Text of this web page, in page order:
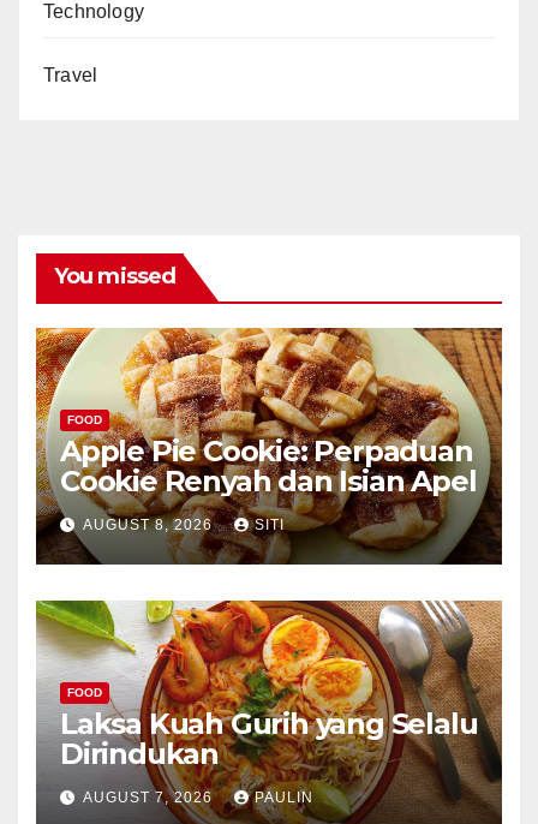
Technology
Travel
You missed
FOOD
Apple Pie Cookie: Perpaduan
Cookie Renyah dan Isian Apel
AUGUST 8, 2026 SITI
FOOD
Laksa Kuah Gurih yang Selalu
Dirindukan
AUGUST 7, 2026 PAULIN